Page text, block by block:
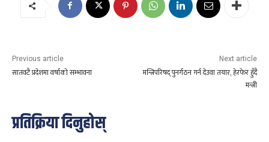
Previous article
सातवटै प्रदेशमा वर्षाको सम्भावना
Next article
मन्त्रिपरिषद् पुनर्गठन गर्न देउवा तयार, हेरफेर हुँदै
मन्त्री
प्रतिक्रिया दिनुहोस्